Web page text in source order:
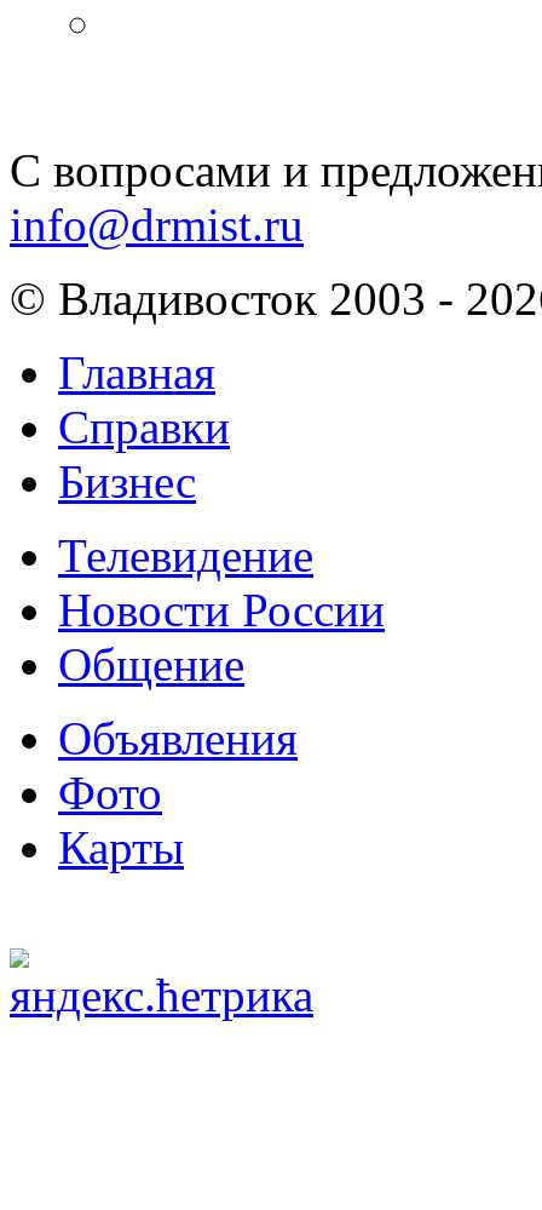
С вопросами и
info@drmist.ru
© Владивосток 2003 -
Главная
Справки
Бизнес
Телевидение
Новости России
Общение
Объявления
Фото
Карты